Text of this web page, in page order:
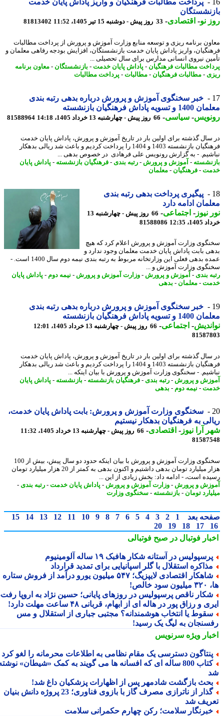
پرداخت مطالبات فرهنگیان و واریز پاداش پایان خدمت
نو- اقتصادی-33 روز پیش - دوشنبه 15 تیر 1405، 11:52 81813402
برنامه ریزی و توسعه منابع وزارت آموزش و پرورش از پرداخت مطالبات
واریز پاداش پایان خدمت بازنشستگان، افزایش بودجه رفاهی معلمان و
نیروی انسانی مدارس برای سال تحصیلی ...
مطالبات فرهنگیان-پاداش پایان خدمت-بازنشستگان-معاون برنامه
- مطالبات فرهنگیان-مطالبات-پرداخت مطالبات
خبر سخنگوی آموزش و پرورش درباره بدهی رتبه بندی
پاداش فرهنگیان بازنشسته
-سیاسی-66 روز پیش - چهارشنبه 13 خرداد 1405، 14:18 81588964
گذشته برای اولین بار در تاریخ آموزش و پرورش، پاداش پایان خدمت
فرهنگیان بازنشسته 1403 و 1404 را پرداخت کردیم و باعث شد ریالی بدهکار
- به گزارش رونویس علی فرهادی در خصوص بدهی ...
-آموزش و پرورش-رتبه بندی -فرهنگیان بازنشسته-پاداش پایان
-فرهنگیان-معلمان
پیگیری پرداخت بدهی رتبه بندی
ادامه دارد
نیوز-اجتماعی-
66 روز پیش - چهارشنبه 13
12:35
81588086
وزارت آموزش و پرورش اعلام کرد که هیچ
بابت پاداش پایان خدمت معلمان وجود ندارد و
عمده بدهی فعلی این وزارتخانه مربوط به رتبه بندی نیمه دوم سال 1400 است. -
وزارت آموزش و ...
بندی -آموزش و پرورش-وزارت آموزش و پرورش-نیمه دوم -پاداش پایان
-معلمان-بدهی
خبر سخنگوی آموزش و پرورش درباره بدهی رتبه بندی
پاداش فرهنگیان بازنشسته
-اجتماعی-66 روز پیش - چهارشنبه 13 خرداد 1405، 12:01
گذشته برای اولین بار در تاریخ آموزش و پرورش، پاداش پایان خدمت
فرهنگیان بازنشسته 1403 و 1404 را پرداخت کردیم و باعث شد ریالی بدهکار
- سخنگوی وزارت آموزش و پرورش با بیان اینکه ...
و پرورش-رتبه بندی -فرهنگیان بازنشسته-بازنشسته-پاداش پایان
-نیمه دوم -بدهی
سخنگوی وزارت آموزش و پرورش: بابت پاداش پایان خدمت،
به فرهنگیان بدهکار نیستیم
آرا نیوز-اقتصادی-66 روز پیش - چهارشنبه 13 خرداد 1405، 11:32
سخنگوی وزارت آموزش و پرورش با بیان اینکه حدود دو سال پیش، بیش از 100
هزار میلیارد تومان بدهی داشتیم و اکنون بدهی به کمتر از 20 هزار میلیارد تومان
است، - ادامه داد: بخش زیادی از این ...
و پرورش-وزارت آموزش و پرورش-پاداش پایان خدمت-رتبه بندی -
تومان-بازنشسته-سخنگوی وزارت
بعد 1
2
3
4
5
6
7
8
9
10
11
12
13
14
15
17
18
19
20
فوتبال در صبح فوتبالی
در آستانه شکار هافبک ۱۹ ساله آلومینیوم
استقلال با گلر اسپانیایی برای تمدید قرارداد
شاهکار اقتصادی لایپزیگ؛ ۵۴۷ میلیون یورو درآمد از فروش ستاره
ناقص پرسپولیس در روزهای پایانی؛ حسین نژاد به اروپا رفت،
و رزاق پور در هاله ای از ابهام، قربانی ۴۸ ساعت مهلت دارد!
یا انتخاب هوشمندانه؟ مجتبی جباری از استقلال و مس
به لیگ یک رسید!
ویژهسرنویس
دسترسی یک مقام نظامی به اطلاعات محرمانه را لغو کرد
کتاب 800 ساله ای که افسانه ها می گویند به کمک «شیطان» نوشته
بازگشت شادمهر پس از اظهارات پزشکیان داغ شد!
گذار از ناترازی مصرف گاز با بازوی فناوری؛ 23 پروژه دانش بنیان
شد
سلامت؛ رکن چهارم حکمرانی سلامت